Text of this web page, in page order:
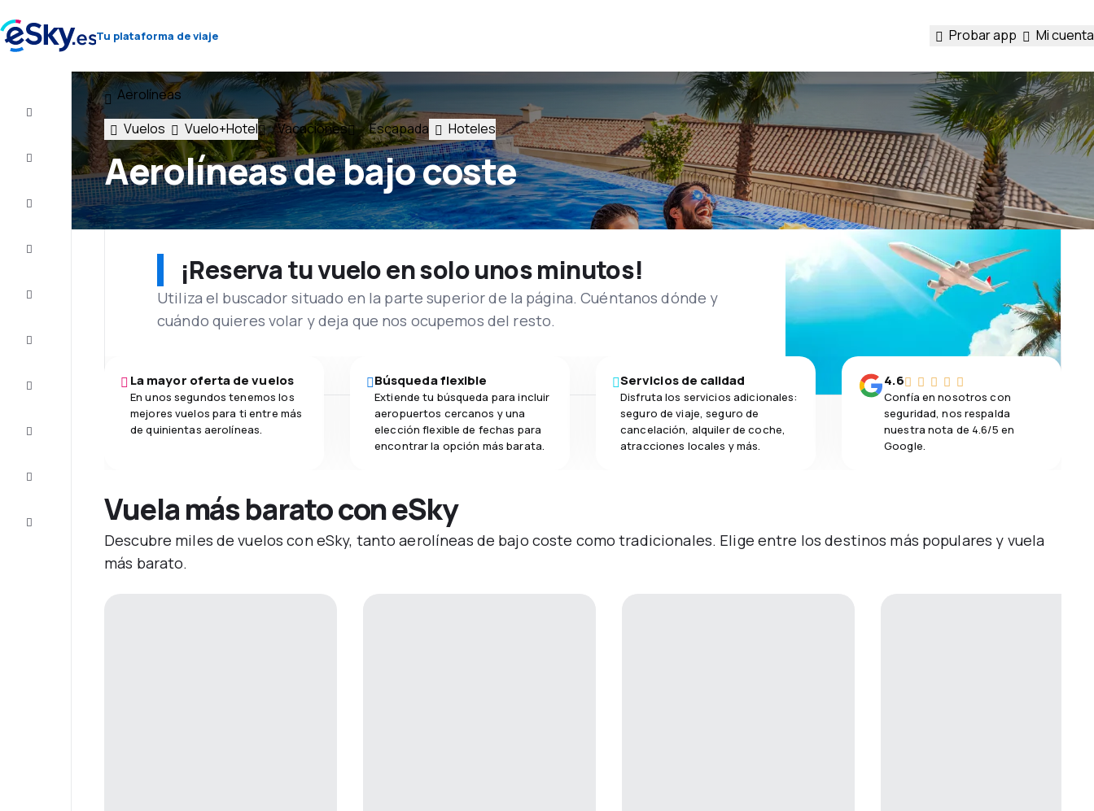
Tu plataforma de viaje Probar app Mi cuenta
Vuelo+Hotel
baratos
Vacaciones
Aerolíneas
Aerolíneas de bajo coste
Vuelos Vuelo+Hotel Vacaciones Escapada Hoteles
¡Reserva tu vuelo en solo unos minutos!
Utiliza el buscador situado en la parte superior de la página. Cuéntanos dónde y
cuándo quieres volar y deja que nos ocupemos del resto.
La mayor oferta de vuelos
En unos segundos tenemos los
mejores vuelos para ti entre más
de quinientas aerolíneas.
Búsqueda flexible
Extiende tu búsqueda para incluir
aeropuertos cercanos y una
elección flexible de fechas para
encontrar la opción más barata.
Servicios de calidad
Disfruta los servicios adicionales:
seguro de viaje, seguro de
cancelación, alquiler de coche,
atracciones locales y más.
4.6
Confía en nosotros con
seguridad, nos respalda
nuestra nota de 4.6/5 en
Google.
Vuela más barato con eSky
Descubre miles de vuelos con eSky, tanto aerolíneas de bajo coste como tradicionales. Elige entre los destinos más populares y vuela
más barato.